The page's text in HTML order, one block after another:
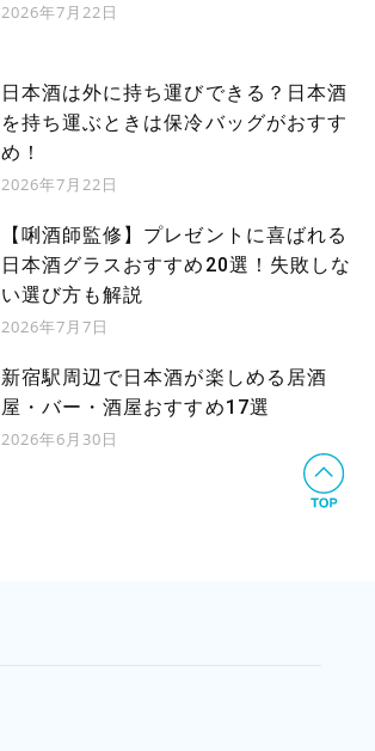
2026年7月22日
日本酒は外に持ち運びできる？日本酒
を持ち運ぶときは保冷バッグがおすす
め！
2026年7月22日
【唎酒師監修】プレゼントに喜ばれる
日本酒グラスおすすめ20選！失敗しな
い選び方も解説
2026年7月7日
新宿駅周辺で日本酒が楽しめる居酒
屋・バー・酒屋おすすめ17選
2026年6月30日